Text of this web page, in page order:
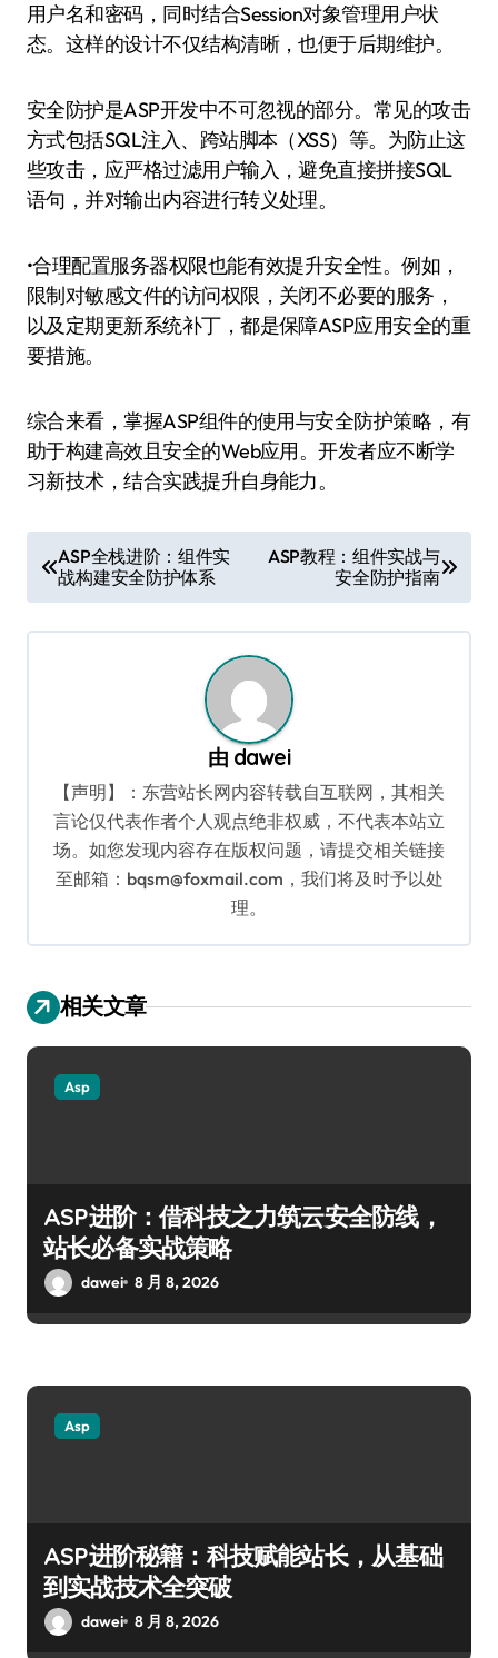
用户名和密码，同时结合Session对象管理用户状
态。这样的设计不仅结构清晰，也便于后期维护。
安全防护是ASP开发中不可忽视的部分。常见的攻击
方式包括SQL注入、跨站脚本（XSS）等。为防止这
些攻击，应严格过滤用户输入，避免直接拼接SQL
语句，并对输出内容进行转义处理。
•合理配置服务器权限也能有效提升安全性。例如，
限制对敏感文件的访问权限，关闭不必要的服务，
以及定期更新系统补丁，都是保障ASP应用安全的重
要措施。
综合来看，掌握ASP组件的使用与安全防护策略，有
助于构建高效且安全的Web应用。开发者应不断学
习新技术，结合实践提升自身能力。
章
导
ASP全栈进阶：组件实
战构建安全防护体系
ASP教程：组件实战与
安全防护指南
由 dawei
【声明】：东营站长网内容转载自互联网，其相关
言论仅代表作者个人观点绝非权威，不代表本站立
场。如您发现内容存在版权问题，请提交相关链接
至邮箱：bqsm@foxmail.com，我们将及时予以处
理。
相关文章
Asp
ASP进阶：借科技之力筑云安全防线，
站长必备实战策略
dawei 8 月 8, 2026
Asp
ASP进阶秘籍：科技赋能站长，从基础
到实战技术全突破
dawei 8 月 8, 2026